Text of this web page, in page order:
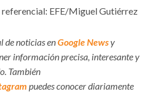
referencial: EFE/Miguel Gutiérrez
de noticias enGoogle Newsy
información precisa, interesante y
También
puedes conocer diariamente